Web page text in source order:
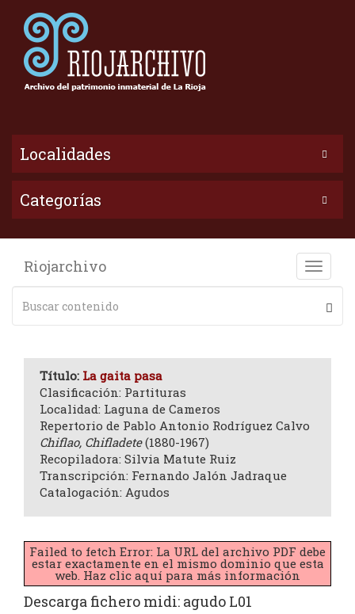
Localidades
Categorías
Toggle
Riojarchivo
Título: La gaita pasa
Clasificación: Partituras
Localidad: Laguna de Cameros
Repertorio de Pablo Antonio Rodríguez Calvo
Chiflao, Chifladete(1880-1967)
Recopiladora: Silvia Matute Ruiz
Transcripción: Fernando Jalón Jadraque
Catalogación: Agudos
Failed to fetch Error: La URL del archivo PDF debe
estar exactamente en el mismo dominio que esta
web. Haz clic aquí para más información
Descarga fichero midi: agudo L01